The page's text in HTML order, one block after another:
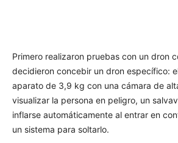
Primero realizaron pruebas con un dron
decidieron concebir un dron específico:
aparato de 3,9 kg con una cámara de
visualizar la persona en peligro, un
inflarse automáticamente al entrar en
un sistema para soltarlo.